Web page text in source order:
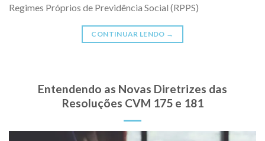
Regimes Próprios de Previdência Social (RPPS)
CONTINUAR LENDO →
Entendendo as Novas Diretrizes das
Resoluções CVM 175 e 181